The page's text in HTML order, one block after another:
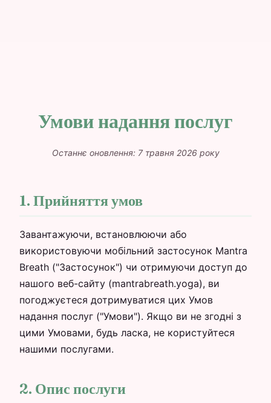
Умови надання послуг
Останнє оновлення: 7 травня 2026 року
1. Прийняття умов
Завантажуючи, встановлюючи або
використовуючи мобільний застосунок Mantra
Breath ("Застосунок") чи отримуючи доступ до
нашого веб-сайту (mantrabreath.yoga), ви
погоджуєтеся дотримуватися цих Умов
надання послуг ("Умови"). Якщо ви не згодні з
цими Умовами, будь ласка, не користуйтеся
нашими послугами.
2. Опис послуги